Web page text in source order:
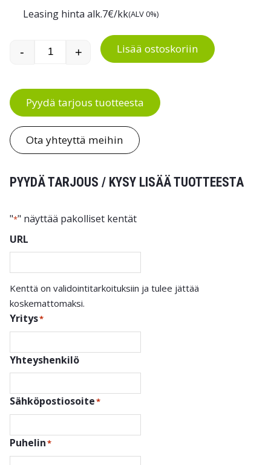
Leasing hinta alk.7€/kk(ALV 0%)
Laatikkoprofiili BP Treston TPH-pöytään määrä
- + Lisää ostoskoriin
Pyydä tarjous tuotteesta
Ota yhteyttä meihin
PYYDÄ TARJOUS / KYSY LISÄÄ TUOTTEESTA
"*" näyttää pakolliset kentät
URL
Kenttä on validointitarkoituksiin ja tulee jättää
koskemattomaksi.
Yritys*
Yhteyshenkilö
Sähköpostiosoite*
Puhelin*